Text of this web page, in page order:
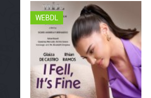
WEBDL